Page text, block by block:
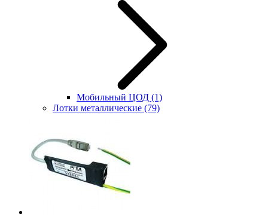
Мобильный ЦОД (1)
Лотки металлические (79)